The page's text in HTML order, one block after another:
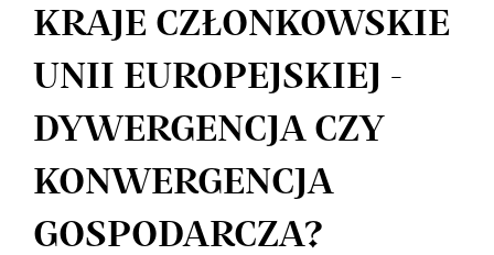
KRAJE CZŁONKOWSKIE
UNII EUROPEJSKIEJ -
DYWERGENCJA CZY
KONWERGENCJA
GOSPODARCZA?